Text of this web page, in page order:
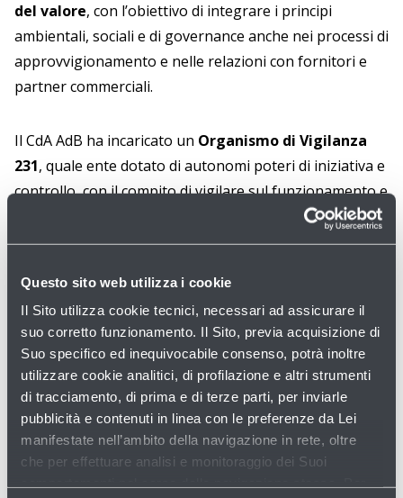
Questo sito web utilizza i cookie
Il Sito utilizza cookie tecnici, necessari ad assicurare il
suo corretto funzionamento. Il Sito, previa acquisizione di
Suo specifico ed inequivocabile consenso, potrà inoltre
utilizzare cookie analitici, di profilazione e altri strumenti
di tracciamento, di prima e di terze parti, per inviarle
pubblicità e contenuti in linea con le preferenze da Lei
manifestate nell’ambito della navigazione in rete, oltre
che per effettuare analisi e monitoraggio dei Suoi
del valore, con l’obiettivo di integrare i principi
ambientali, sociali e di governance anche nei processi di
approvvigionamento e nelle relazioni con fornitori e
partner commerciali.
Il CdA AdB ha incaricato un Organismo di Vigilanza
231, quale ente dotato di autonomi poteri di iniziativa e
controllo, con il compito di vigilare sul funzionamento e
sull’osservanza del Modello, comprensivo del Codice
Etico, e di curarne l’aggiornamento.
Onde permeare le attività aziendali della giusta
attenzione rispetto ai temi etici, quindi, il CdA AdB ha
nominato, un
Comitato Etico ed Anticorruzione.
APPROFONDIMENTI
Modello di Org.ne 231 e Codice Etico →
Policy Anticorruzione →
Policy Antiriciclaggio →